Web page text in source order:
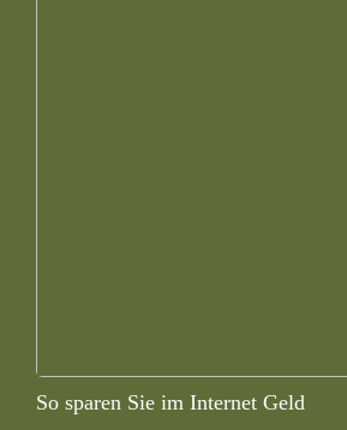
So sparen Sie im Internet Geld